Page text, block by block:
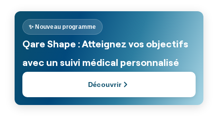
✨ Nouveau programme
Qare Shape : Atteignez vos objectifs
avec un suivi médical personnalisé
Découvrir